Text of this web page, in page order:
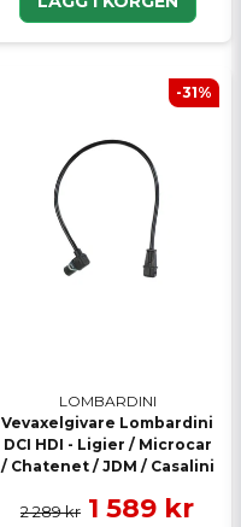
LOMBARDINI
Vevaxelgivare Lombardini
DCI HDI - Ligier / Microcar
/ Chatenet / JDM / Casalini
2 289 kr 1 589 kr
-31%